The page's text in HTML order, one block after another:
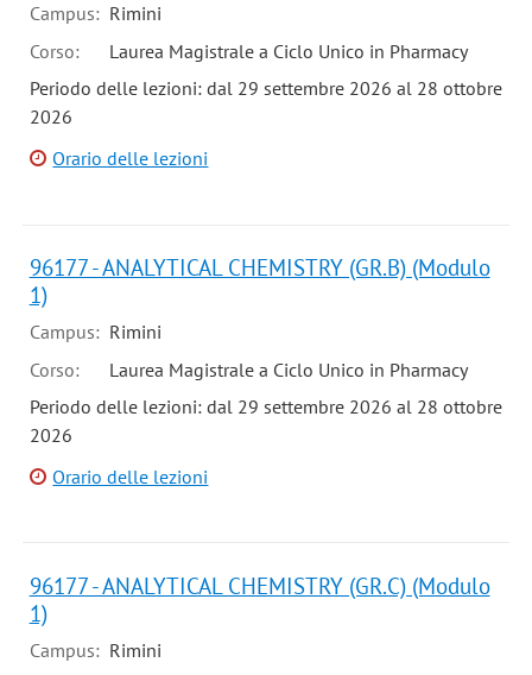
Campus: Rimini
Corso:
Laurea Magistrale a Ciclo Unico in Pharmacy
Periodo delle lezioni: dal 29 settembre 2026 al 28 ottobre
2026
Orario delle lezioni
96177 - ANALYTICAL CHEMISTRY (GR.B) (Modulo
1)
Campus: Rimini
Corso:
Laurea Magistrale a Ciclo Unico in Pharmacy
Periodo delle lezioni: dal 29 settembre 2026 al 28 ottobre
2026
Orario delle lezioni
96177 - ANALYTICAL CHEMISTRY (GR.C) (Modulo
1)
Campus: Rimini